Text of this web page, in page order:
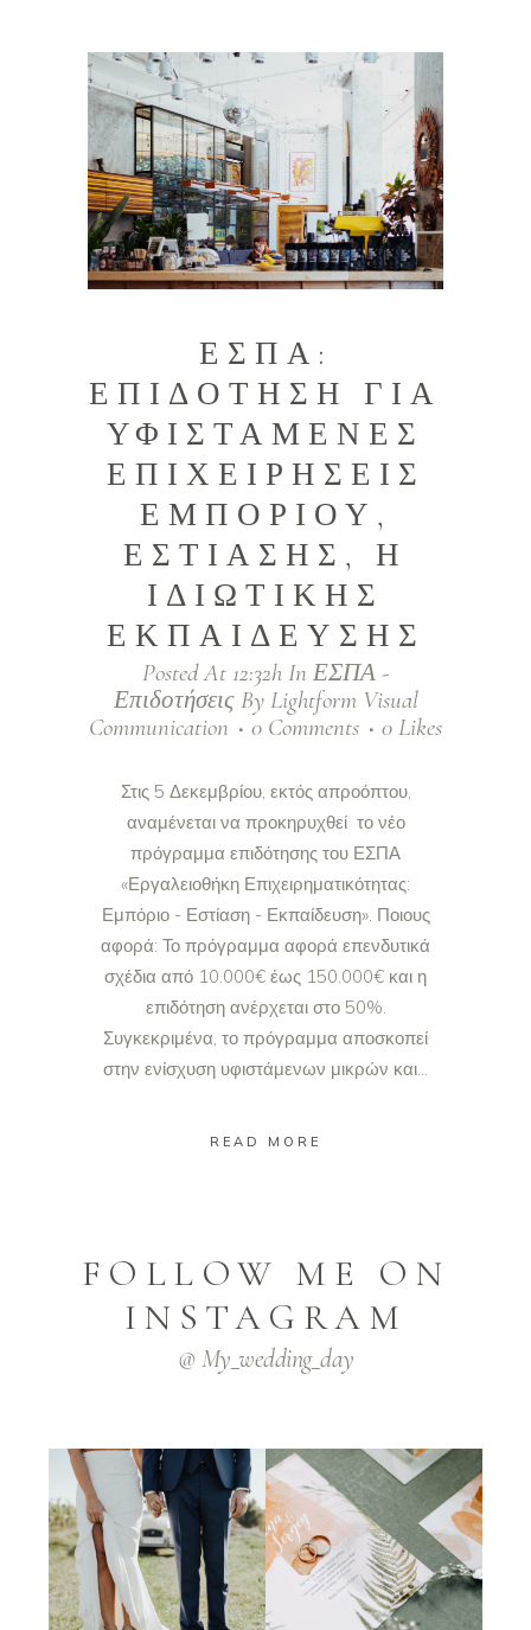
ΕΣΠΑ:
ΕΠΙΔΟΤΗΣΗ ΓΙΑ
ΥΦΙΣΤΑΜΕΝΕΣ
ΕΠΙΧΕΙΡΗΣΕΙΣ
ΕΜΠΟΡΙΟΥ,
ΕΣΤΙΑΣΗΣ, Η
ΙΔΙΩΤΙΚΗΣ
ΕΚΠΑΙΔΕΥΣΗΣ
Posted At 12:32h In ΕΣΠΑ -
Επιδοτήσεις By Lightform Visual
Communication
0 Comments 0 Likes
Στις 5 Δεκεμβρίου, εκτός απροόπτου,
αναμένεται να προκηρυχθεί το νέο
πρόγραμμα επιδότησης του ΕΣΠΑ
«Εργαλειοθήκη Επιχειρηματικότητας:
Εμπόριο - Εστίαση - Εκπαίδευση». Ποιους
αφορά: Το πρόγραμμα αφορά επενδυτικά
σχέδια από 10.000€ έως 150.000€ και η
επιδότηση ανέρχεται στο 50%.
Συγκεκριμένα, το πρόγραμμα αποσκοπεί
στην ενίσχυση υφιστάμενων μικρών και...
READ MORE
FOLLOW ME ON
INSTAGRAM
@ My_wedding_day